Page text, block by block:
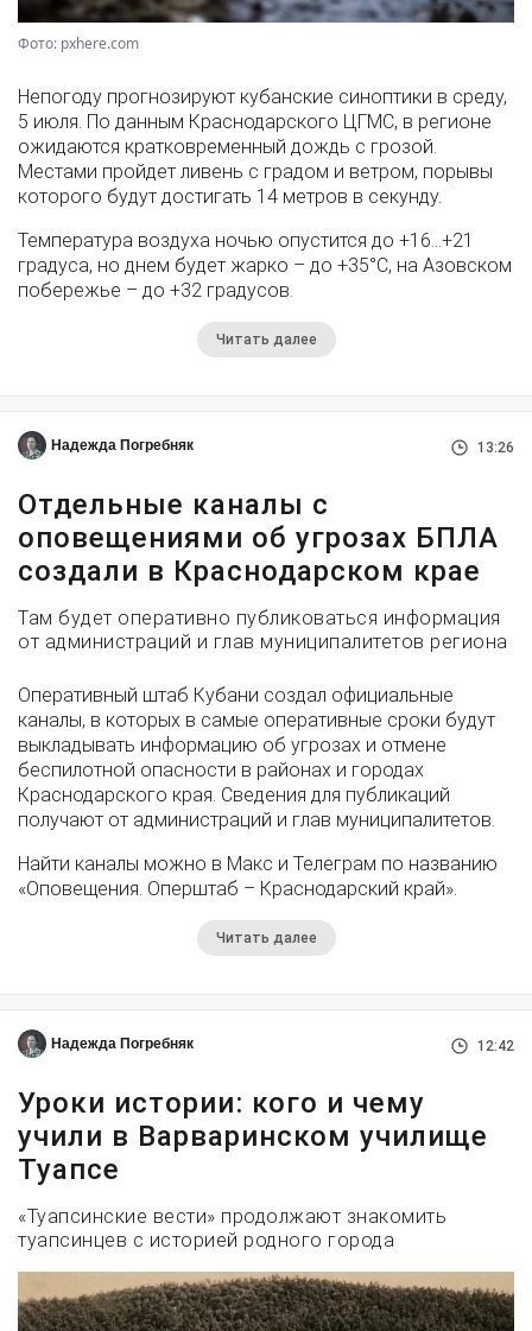
Фото: pxhere.com
Непогоду прогнозируют кубанские синоптики в среду,
5 июля. По данным Краснодарского ЦГМС, в регионе
ожидаются кратковременный дождь с грозой.
Местами пройдет ливень с градом и ветром, порывы
которого будут достигать 14 метров в секунду.
Температура воздуха ночью опустится до +16…+21
градуса, но днем будет жарко – до +35°С, на Азовском
побережье – до +32 градусов.
Читать далее
Надежда Погребняк 13:26
Отдельные каналы с
оповещениями об угрозах БПЛА
создали в Краснодарском крае
Там будет оперативно публиковаться информация
от администраций и глав муниципалитетов региона
Оперативный штаб Кубани создал официальные
каналы, в которых в самые оперативные сроки будут
выкладывать информацию об угрозах и отмене
беспилотной опасности в районах и городах
Краснодарского края. Сведения для публикаций
получают от администраций и глав муниципалитетов.
Найти каналы можно в Макс и Телеграм по названию
«Оповещения. Оперштаб – Краснодарский край».
Читать далее
Надежда Погребняк 12:42
Уроки истории: кого и чему
учили в Варваринском училище
Туапсе
«Туапсинские вести» продолжают знакомить
туапсинцев с историей родного города